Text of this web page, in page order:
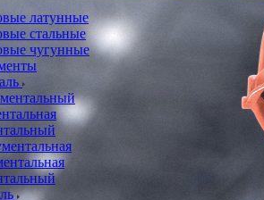
латунные
стальные
чугунные